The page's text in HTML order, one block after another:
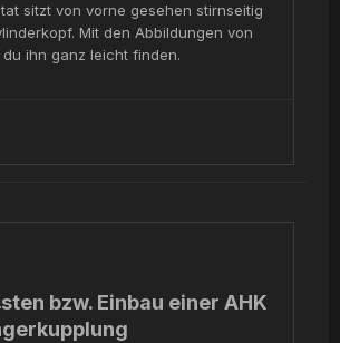
sitzt von vorne gesehen stirnseitig
Mit den Abbildungen von
ihn ganz leicht finden.
bzw. Einbau einer AHK